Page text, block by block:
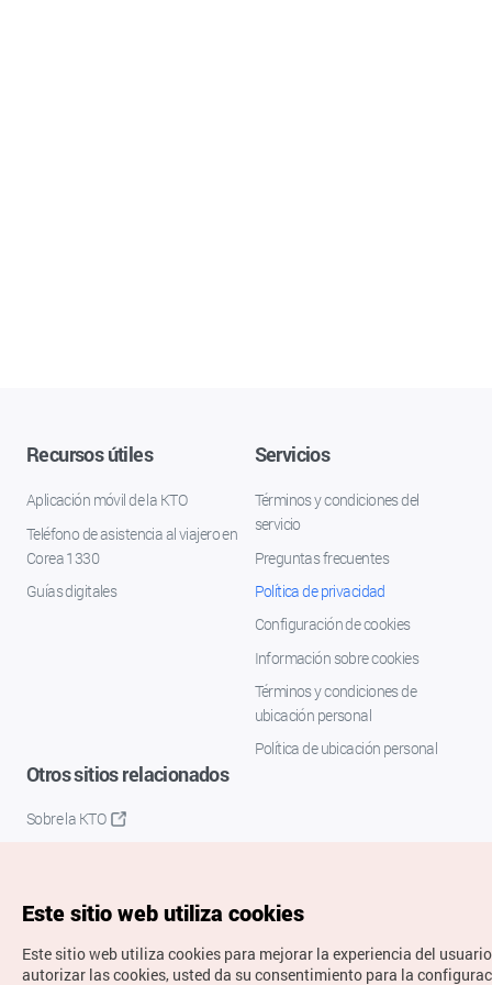
Recursos útiles
Aplicación móvil de la KTO
Teléfono de asistencia al viajero en
Corea 1330
Guías digitales
Servicios
Términos y condiciones del
servicio
Preguntas frecuentes
Política de privacidad
Configuración de cookies
Información sobre cookies
Términos y condiciones de
ubicación personal
Política de ubicación personal
Otros sitios relacionados
Sobre la KTO
Este sitio web utiliza cookies
Este sitio web utiliza cookies para mejorar la experiencia del
autorizar las cookies, usted da su consentimiento para la